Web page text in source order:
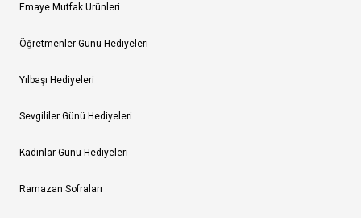
Emaye Mutfak Ürünleri
Öğretmenler Günü Hediyeleri
Yılbaşı Hediyeleri
Sevgililer Günü Hediyeleri
Kadınlar Günü Hediyeleri
Ramazan Sofraları